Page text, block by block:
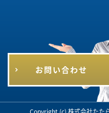
お問い合わせ
Copyright (c) 株式会社たた